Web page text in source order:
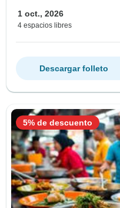
1 oct., 2026
4 espacios libres
Descargar folleto
5% de descuento